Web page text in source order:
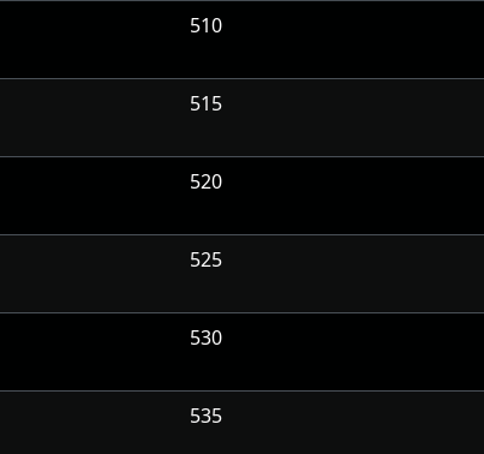
510
515
520
525
530
535